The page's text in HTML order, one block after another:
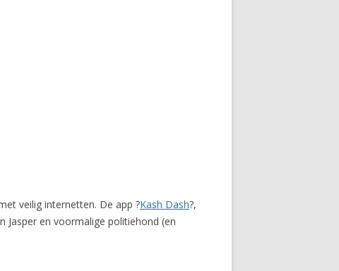
veilig internetten. De app ?Kash Dash?,
Jasper en voormalige politiehond (en